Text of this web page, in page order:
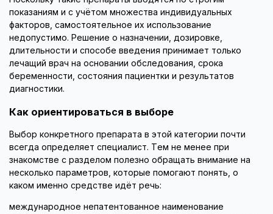
показаниям и с учётом множества индивидуальных
факторов, самостоятельное их использование
недопустимо. Решение о назначении, дозировке,
длительности и способе введения принимает только
лечащий врач на основании обследования, срока
беременности, состояния пациентки и результатов
диагностики.
Как ориентироваться в выборе
Выбор конкретного препарата в этой категории почти
всегда определяет специалист. Тем не менее при
знакомстве с разделом полезно обращать внимание на
несколько параметров, которые помогают понять, о
каком именно средстве идёт речь:
международное непатентованное наименование